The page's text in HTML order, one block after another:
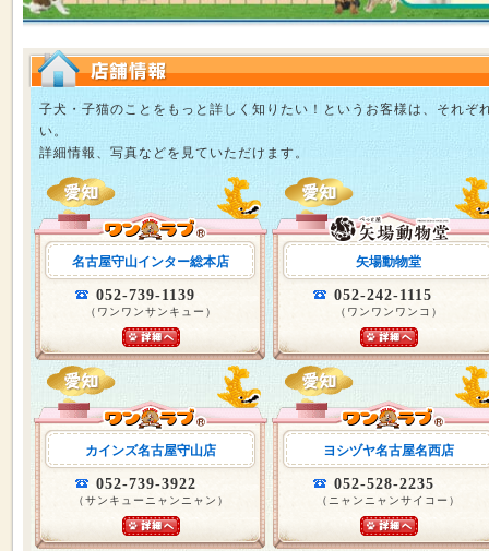
子犬・子猫のことをもっと詳しく知りたい！というお客様は、それぞ
い。
詳細情報、写真などを見ていただけます。
名古屋守山インター総本店
052-739-1139
（ワンワンサンキュー）
矢場動物堂
052-242-1115
（ワンワンワンコ）
カインズ名古屋守山店
052-739-3922
（サンキューニャンニャン）
ヨシヅヤ名古屋名西店
052-528-2235
（ニャンニャンサイコー）